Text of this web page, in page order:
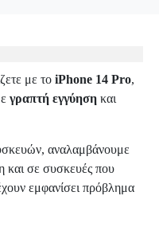
με το iPhone 14 Pro,
γραπτή εγγύηση και
αναλαμβάνουμε
και σε συσκευές που
εμφανίσει πρόβλημα